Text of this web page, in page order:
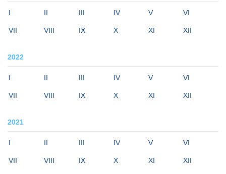
I II III IV V VI
VII VIII IX X XI XII
2022
I II III IV V VI
VII VIII IX X XI XII
2021
I II III IV V VI
VII VIII IX X XI XII